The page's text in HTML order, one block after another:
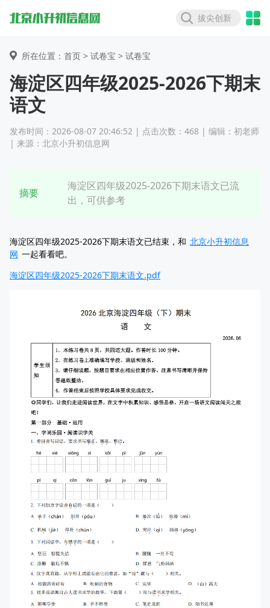
拔尖创新
所在位置：首页 > 试卷宝 > 试卷宝
海淀区四年级2025-2026下期末
语文
发布时间：2026-08-07 20:46:52 | 点击次数：468 | 编辑：初老师
| 来源：北京小升初信息网
摘要
海淀区四年级2025-2026下期末语文已流
出，可供参考
海淀区四年级2025-2026下期末语文已结束，和 北京小升初信息
网 一起看看吧。
海淀区四年级2025-2026下期末语文.pdf